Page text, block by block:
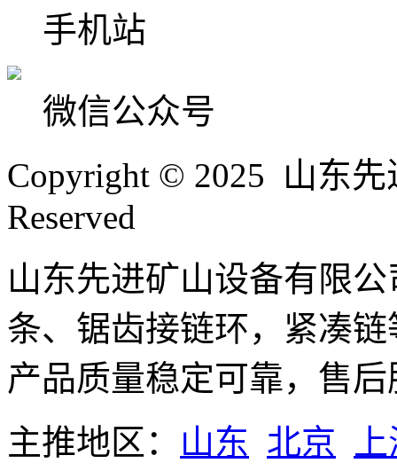
手机站
微信公众号
Copyright © 2025 山东
Reserved
山东先进矿山设备有限
条、锯齿接链环，紧凑
产品质量稳定可靠，售
主推地区： 山东 北京